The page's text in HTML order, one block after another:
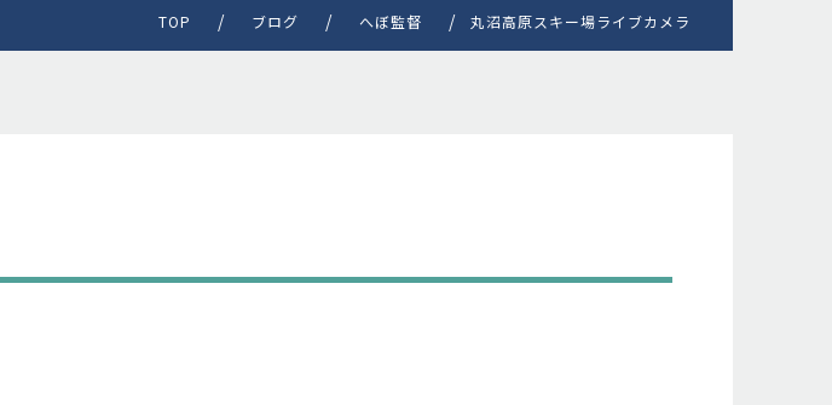
TOP ブログ へぼ監督 丸沼高原スキー場ライブカメラ